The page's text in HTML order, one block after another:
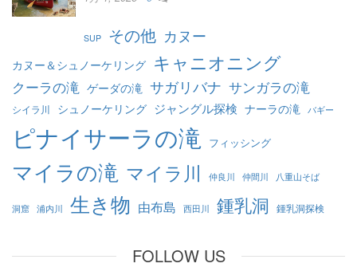
SUP その他 カヌー
カヌー＆シュノーケリング キャニオニング
クーラの滝 ゲーダの滝 サガリバナ サンガラの滝
シイラ川 シュノーケリング ジャングル探検 ナーラの滝 バギー
ピナイサーラの滝 フィッシング
マイラの滝 マイラ川 仲良川 仲間川 八重山そば
洞窟 浦内川 生き物 由布島 西田川 鍾乳洞 鍾乳洞探検
FOLLOW US